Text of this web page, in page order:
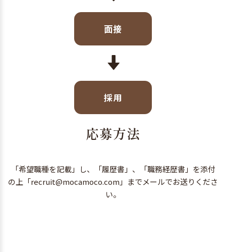
面接
採用
応募方法
「希望職種を記載」し、「履歴書」、「職務経歴書」を添付
の上「recruit@mocamoco.com」までメールでお送りくださ
い。